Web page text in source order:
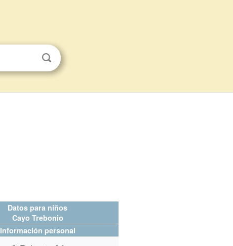
Datos para niños
Cayo Trebonio
Información personal